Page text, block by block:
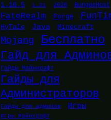
1.16.5 1.21 2026 BungeeHost
FateRealm Forge
HyTale Java Minecraft
Mojang Бесплатно
Гайд для
Гайды Майнкрафт
Гайды для
Администраторов
Гайды для админов Игры
Игры Майнкрафт